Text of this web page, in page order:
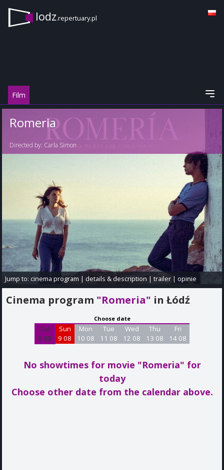
lodz.repertuary.pl
Film
Romeria
Directed by: Carla Simon
Jump to:cinema program |details & description |trailer |opinie
Cinema program "Romeria" in Łódź
Choose date
Sat
8 08
Sun
9 08
Mon
10 08
Tue
11 08
Wed
12 08
Thu
13 08
Fri
14 08
No showtimes for movie "Romeria" for
today
Choose other date from the calendar above.